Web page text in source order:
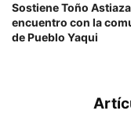
Sostiene Toño
encuentro con la
de Pueblo Yaqui